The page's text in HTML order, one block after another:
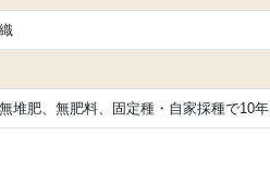
堆肥、無肥料、固定種・自家採種で10